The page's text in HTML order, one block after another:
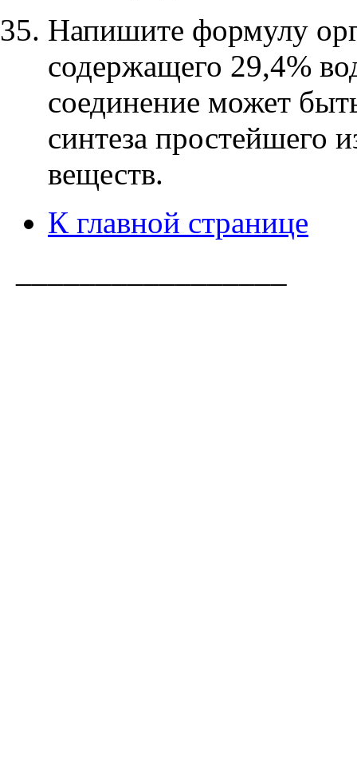
Напишите формулу
содержащего 29,4%
соединение может
синтеза простейшего
веществ.
К главной странице